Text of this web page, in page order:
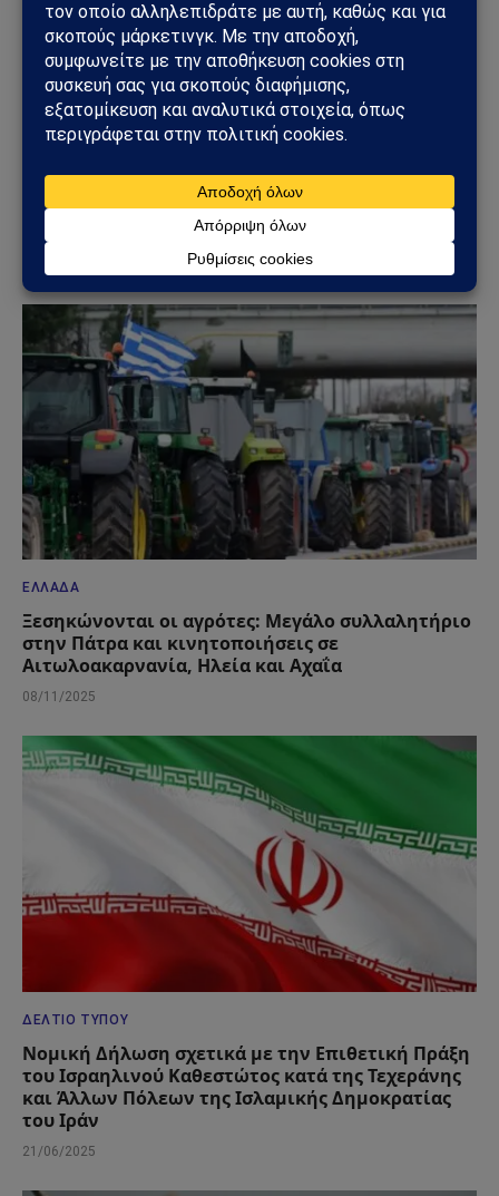
ΔΕΛΤΊΟ ΤΎΠΟΥ
Απεργία στις 16 Δεκεμβρίου: Δήμοι και ΑΔΕΔΥ
«παγώνουν» τη χώρα λίγο πριν τα Χριστούγεννα
ΕΛΛΆΔΑ
Ξεσηκώνονται οι αγρότες: Μεγάλο συλλαλητήριο
στην Πάτρα και κινητοποιήσεις σε
Αιτωλοακαρνανία, Ηλεία και Αχαΐα
08/11/2025
ΔΕΛΤΊΟ ΤΎΠΟΥ
Νομική Δήλωση σχετικά με την Επιθετική Πράξη
του Ισραηλινού Καθεστώτος κατά της Τεχεράνης
και Άλλων Πόλεων της Ισλαμικής Δημοκρατίας
του Ιράν
21/06/2025